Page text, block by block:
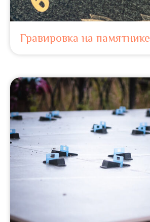
Гравировка на памятнике